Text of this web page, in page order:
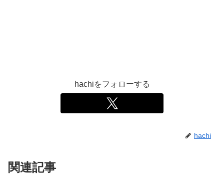
hachiをフォローする
hachi
関連記事